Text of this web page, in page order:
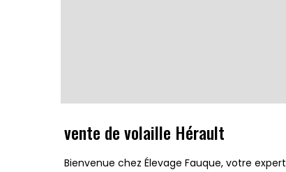
vente de volaille Hérault
Bienvenue chez Élevage Fauque, votre expert